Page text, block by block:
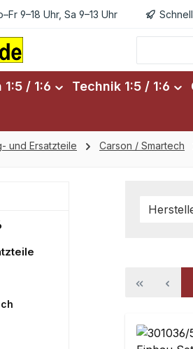
9–18 Uhr, Sa 9–13 Uhr
/ 1:6 Technik 1:5 / 1:6
und Ersatzteile Carson / Smartech